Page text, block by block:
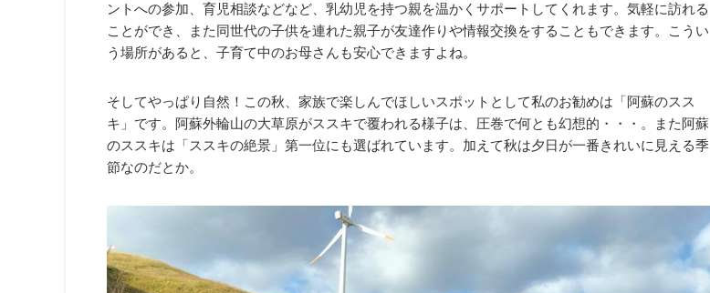
ントへの参加、育児相談などなど、乳幼児を持つ親を温かくサポートしてくれます。気軽に訪れる
ことができ、また同世代の子供を連れた親子が友達作りや情報交換をすることもできます。こうい
う場所があると、子育て中のお母さんも安心できますよね。
そしてやっぱり自然！この秋、家族で楽しんでほしいスポットとして私のお勧めは「阿蘇のスス
キ」です。阿蘇外輪山の大草原がススキで覆われる様子は、圧巻で何とも幻想的・・・。また阿蘇
のススキは「ススキの絶景」第一位にも選ばれています。加えて秋は夕日が一番きれいに見える季
節なのだとか。